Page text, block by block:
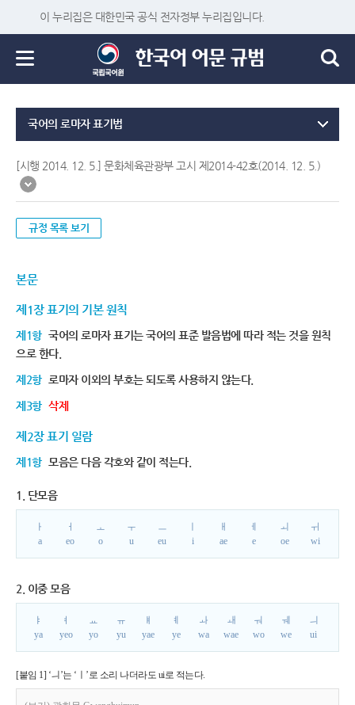
이 누리집은 대한민국 공식 전자정부 누리집입니다.
국어의 로마자 표기법
[시행 2014. 12. 5.] 문화체육관광부 고시 제2014-42호(2014. 12. 5.)
규정 목록 보기
본문
제1장 표기의 기본 원칙
제1항 국어의 로마자 표기는 국어의 표준 발음법에 따라 적는 것을 원칙
으로 한다.
제2항 로마자 이외의 부호는 되도록 사용하지 않는다.
제3항 삭제
제2장 표기 일람
제1항 모음은 다음 각호와 같이 적는다.
1. 단모음
ㅏ
a
ㅓ
eo
ㅗ
o
ㅜ
u
ㅡ
eu
i
ㅐ
ae
ㅔ
e
ㅚ
oe
ㅟ
wi
2. 이중 모음
ㅑ
ya
ㅕ
yeo
ㅛ
yo
ㅠ
yu
ㅒ
yae
ㅖ
ye
ㅘ
wa
ㅙ
wae
ㅝ
wo
ㅞ
we
ㅢ
ui
[붙임 1] ‘ㅢ’는 ‘ㅣ’로 소리 나더라도 ui로 적는다.